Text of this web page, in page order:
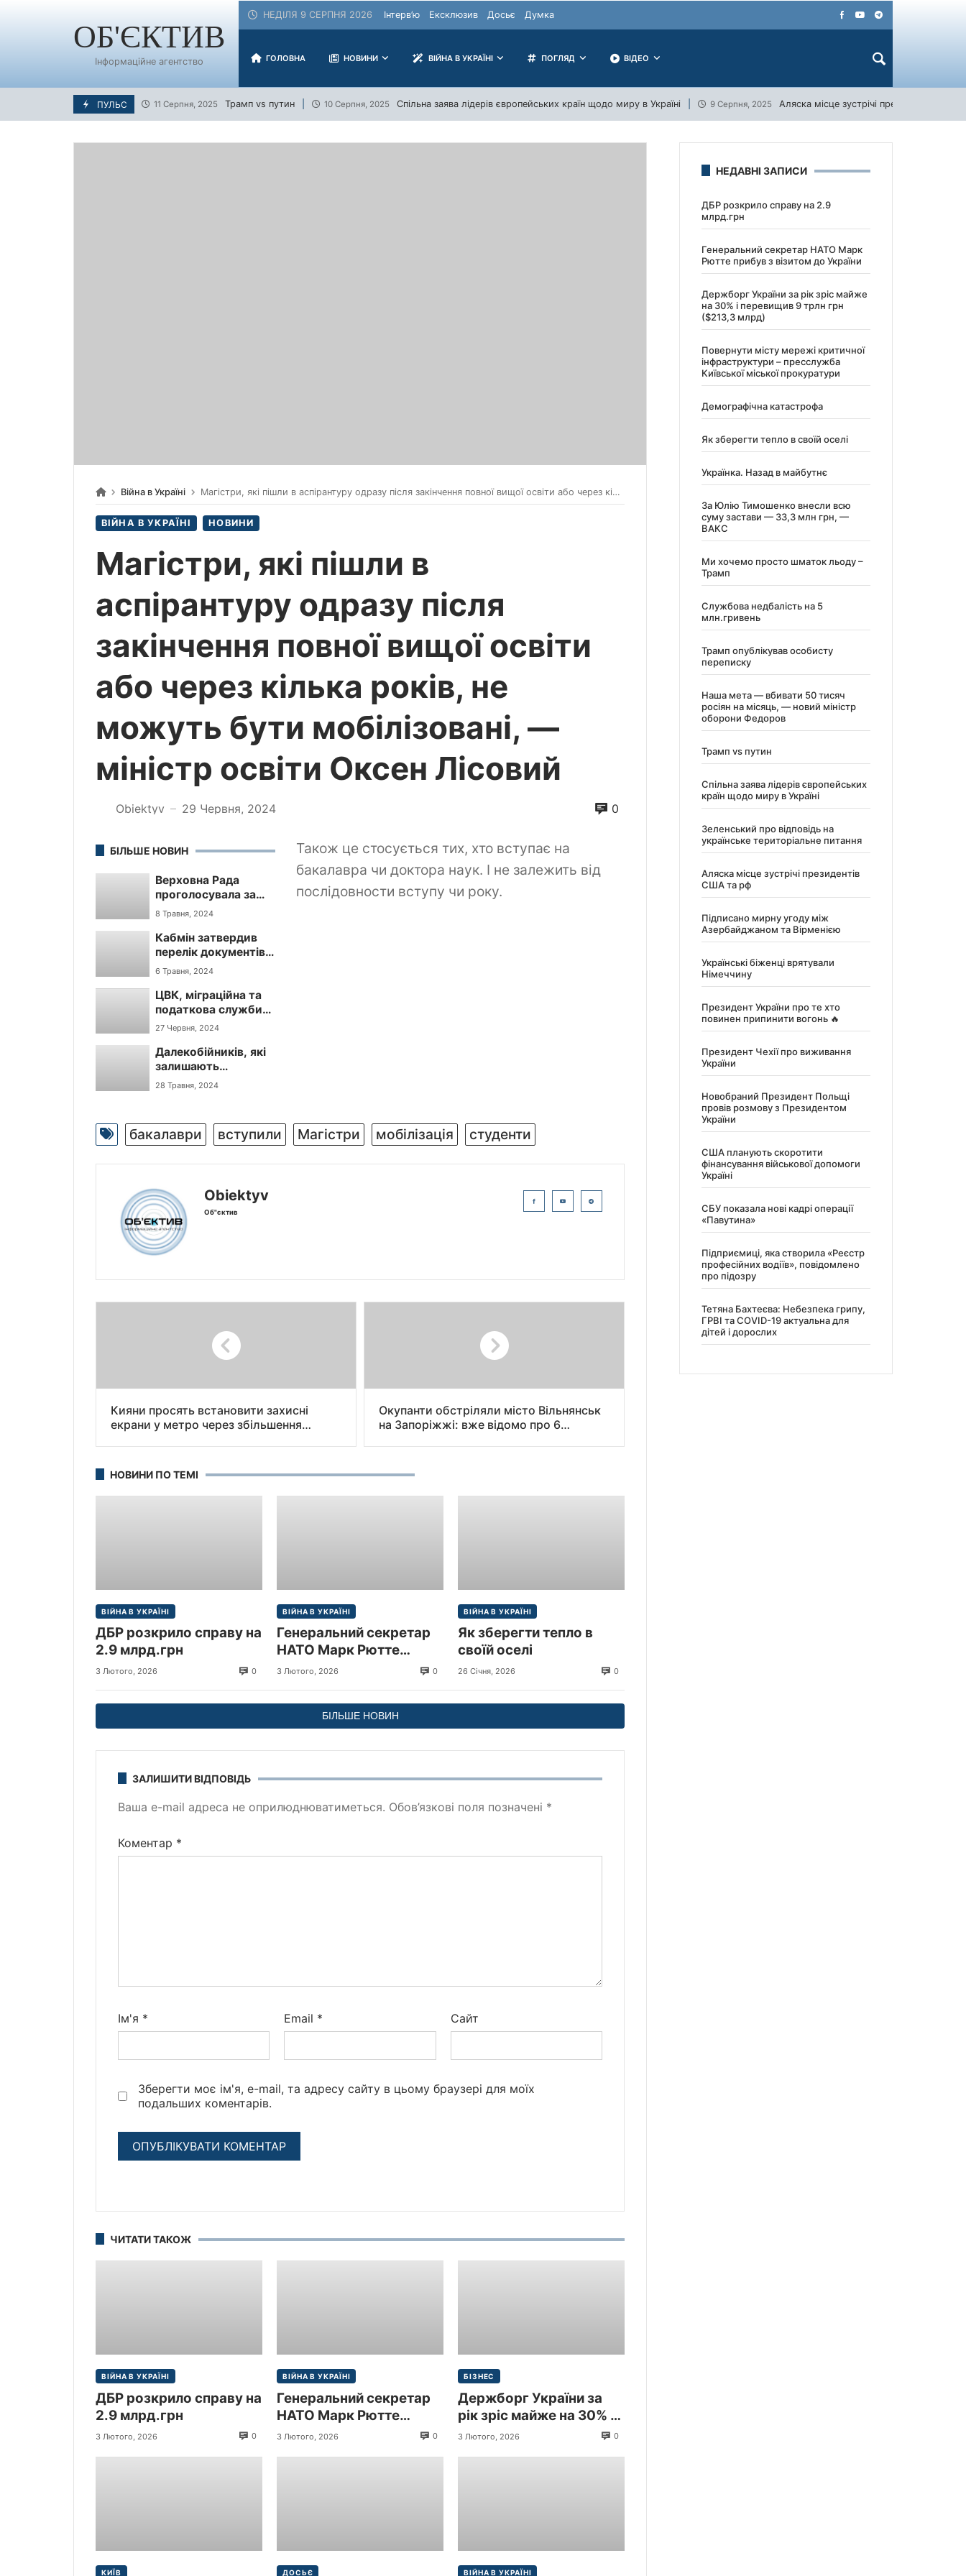
ОБ'ЄКТИВ
Інформаційне агентство
НЕДІЛЯ 9 СЕРПНЯ 2026 Інтерв’ю Ексклюзив Досьє Думка
ГОЛОВНА НОВИНИ ВІЙНА В УКРАЇНІ ПОГЛЯД ВІДЕО
ПУЛЬС 11 Серпня, 2025 Трамп vs путин 10 Серпня, 2025 Спільна заява лідерів європейських країн щодо миру в Україні 9 Серпня, 2025 Аляска місце зустрічі президентів США
Війна в Україні Магістри, які пішли в аспірантуру одразу після закінчення повної вищої освіти або через кілька років, не можуть бути мобілізовані, — міністр освіти Оксен Лісовий
ВІЙНА В УКРАЇНІ НОВИНИ
Магістри, які пішли в
аспірантуру одразу після
закінчення повної вищої освіти
або через кілька років, не
можуть бути мобілізовані, —
міністр освіти Оксен Лісовий
Obiektyv — 29 Червня, 2024 0
БІЛЬШЕ НОВИН
Верховна Рада
проголосувала за
добровільну
мобілізацію вʼязнів.
Тепер документ
мають підписати
глава парламенту і
президент.
8 Травня, 2024
Кабмін затвердив
перелік документів
для проходження
медико-соціальної
експертизи для
встановлення
інвалідності
6 Травня, 2024
ЦВК, міграційна та
податкова служби
передаватимуть
ТЦК з їх 17 років
27 Червня, 2024
Далекобійників, які
залишають
вантажівки за
хочуть прирівняти
до викрадачів.
28 Травня, 2024
Також це стосується тих, хто вступає на
бакалавра чи доктора наук. І не залежить від
послідовности вступу чи року.
бакалаври вступили Магістри мобілізація студенти
Obiektyv
Об"єктив
Кияни просять встановити захисні
екрани у метро через збільшення
Окупанти обстріляли місто Вільнянськ
на Запоріжжі: вже відомо про 6
НОВИНИ ПО ТЕМІ
ВІЙНА В УКРАЇНІ
ДБР розкрило справу на
2.9 млрд.грн
3 Лютого, 2026 0
ВІЙНА В УКРАЇНІ
Генеральний секретар
НАТО Марк Рютте
прибув з візитом до
3 Лютого, 2026 0
ВІЙНА В УКРАЇНІ
Як зберегти тепло в
своїй оселі
26 Січня, 2026 0
БІЛЬШЕ НОВИН
ЗАЛИШИТИ ВІДПОВІДЬ
Ваша e-mail адреса не оприлюднюватиметься. Обов’язкові поля позначені *
Коментар *
Ім'я * Email * Сайт
Зберегти моє ім'я, e-mail, та адресу сайту в цьому браузері для моїх
подальших коментарів.
ЧИТАТИ ТАКОЖ
ВІЙНА В УКРАЇНІ
ДБР розкрило справу на
2.9 млрд.грн
3 Лютого, 2026 0
ВІЙНА В УКРАЇНІ
Генеральний секретар
НАТО Марк Рютте
прибув з візитом до
3 Лютого, 2026 0
БІЗНЕС
Держборг України за
рік зріс майже на 30% і
перевищив 9 трлн грн
3 Лютого, 2026 0
КИЇВ ДОСЬЄ ВІЙНА В УКРАЇНІ
НЕДАВНІ ЗАПИСИ
ДБР розкрило справу на 2.9
млрд.грн
Генеральний секретар НАТО Марк
Рютте прибув з візитом до України
Держборг України за рік зріс майже
на 30% і перевищив 9 трлн грн
($213,3 млрд)
Повернути місту мережі критичної
інфраструктури – пресслужба
Київської міської прокуратури
Демографічна катастрофа
Як зберегти тепло в своїй оселі
Українка. Назад в майбутнє
За Юлію Тимошенко внесли всю
суму застави — 33,3 млн грн, —
ВАКС
Ми хочемо просто шматок льоду –
Трамп
Службова недбалість на 5
млн.гривень
Трамп опублікував особисту
переписку
Наша мета — вбивати 50 тисяч
росіян на місяць, — новий міністр
оборони Федоров
Трамп vs путин
Спільна заява лідерів європейських
країн щодо миру в Україні
Зеленський про відповідь на
українське територіальне питання
Аляска місце зустрічі президентів
США та рф
Підписано мирну угоду між
Азербайджаном та Вірменією
Українські біженці врятували
Німеччину
Президент України про те хто
повинен припинити вогонь 🔥
Президент Чехії про виживання
України
Новобраний Президент Польщі
провів розмову з Президентом
України
США планують скоротити
фінансування військової допомоги
Україні
СБУ показала нові кадрі операції
«Павутина»
Підприємиці, яка створила «Реєстр
професійних водіїв», повідомлено
про підозру
Тетяна Бахтеєва: Небезпека грипу,
ГРВІ та COVID-19 актуальна для
дітей і дорослих